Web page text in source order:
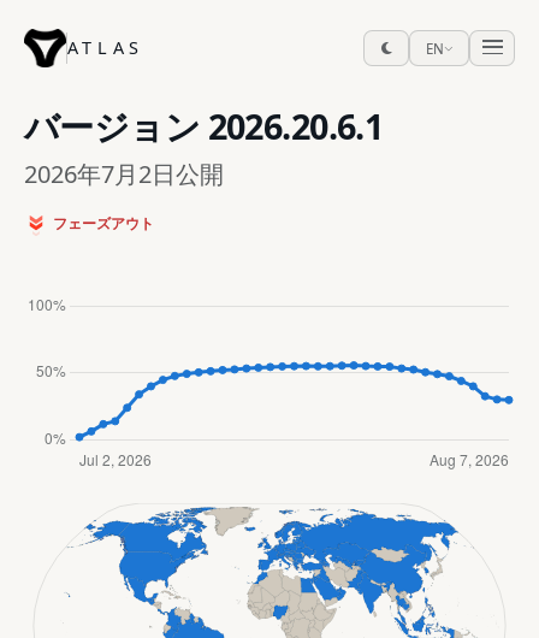
ATLAS EN
バージョン 2026.20.6.1
2026年7月2日公開
フェーズアウト